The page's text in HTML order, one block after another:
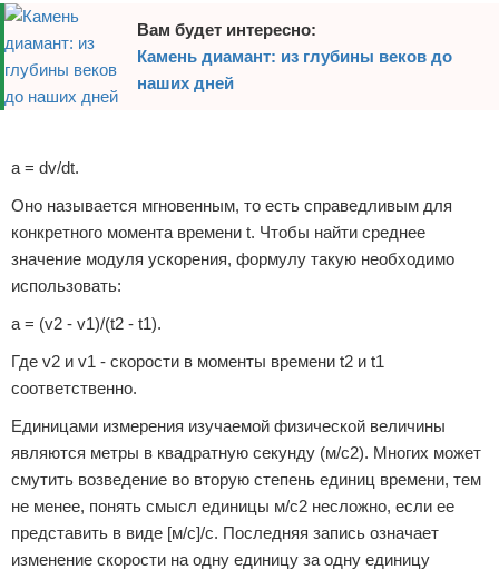
Вам будет интересно:
Камень диамант: из глубины веков до
наших дней
a = dv/dt.
Оно называется мгновенным, то есть справедливым для
конкретного момента времени t. Чтобы найти среднее
значение модуля ускорения, формулу такую необходимо
использовать:
a = (v2 - v1)/(t2 - t1).
Где v2 и v1 - скорости в моменты времени t2 и t1
соответственно.
Единицами измерения изучаемой физической величины
являются метры в квадратную секунду (м/с2). Многих может
смутить возведение во вторую степень единиц времени, тем
не менее, понять смысл единицы м/с2 несложно, если ее
представить в виде [м/с]/с. Последняя запись означает
изменение скорости на одну единицу за одну единицу